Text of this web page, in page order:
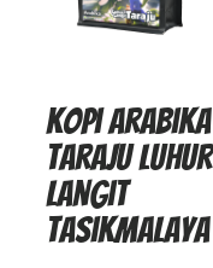
Kopi Arabika
Taraju Luhur
Langit
Tasikmalaya